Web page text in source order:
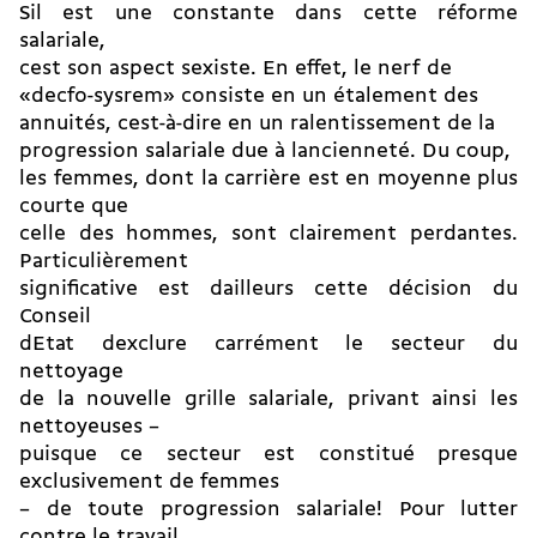
Sil est une constante dans cette réforme
salariale,
cest son aspect sexiste. En effet, le nerf de
«decfo-sysrem» consiste en un étalement des
annuités, cest-à-dire en un ralentissement de la
progression salariale due à lancienneté. Du coup,
les femmes, dont la carrière est en moyenne plus
courte que
celle des hommes, sont clairement perdantes.
Particulièrement
significative est dailleurs cette décision du
Conseil
dEtat dexclure carrément le secteur du
nettoyage
de la nouvelle grille salariale, privant ainsi les
nettoyeuses –
puisque ce secteur est constitué presque
exclusivement de femmes
– de toute progression salariale! Pour lutter